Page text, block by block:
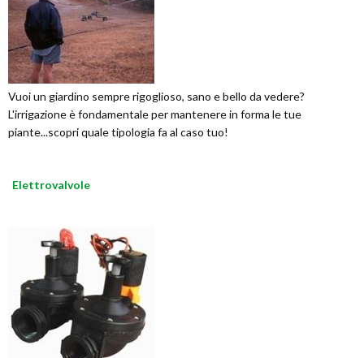
Vuoi un giardino sempre rigoglioso, sano e bello da vedere?
L'irrigazione è fondamentale per mantenere in forma le tue
piante...scopri quale tipologia fa al caso tuo!
Elettrovalvole